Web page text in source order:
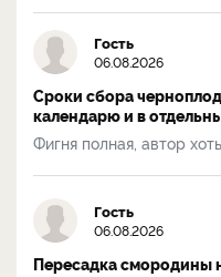
Гость
06.08.2026
Сроки сбора
календарю и в
Фигня полная, автор
Гость
06.08.2026
Пересадка смородины